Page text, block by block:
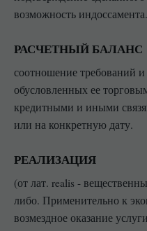
возможность индоссамента.
РАСЧЕТНЫЙ БАЛАНС
соотношение требований и
обусловленных ее
кредитными и иными
или на конкретную дату.
РЕАЛИЗАЦИЯ
(от лат. realis -
либо. Применительно к
возмездное оказание